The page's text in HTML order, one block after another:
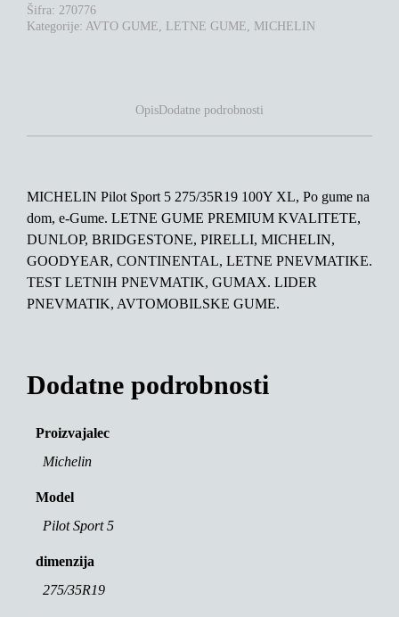
XL
KOLIČINA
Šifra: 270776
Kategorije: AVTO GUME, LETNE GUME, MICHELIN
OpisDodatne podrobnosti
MICHELIN Pilot Sport 5 275/35R19 100Y XL, Po gume na
dom, e-Gume. LETNE GUME PREMIUM KVALITETE,
DUNLOP, BRIDGESTONE, PIRELLI, MICHELIN,
GOODYEAR, CONTINENTAL, LETNE PNEVMATIKE.
TEST LETNIH PNEVMATIK, GUMAX. LIDER
PNEVMATIK, AVTOMOBILSKE GUME.
Dodatne podrobnosti
Proizvajalec
Michelin
Model
Pilot Sport 5
dimenzija
275/35R19